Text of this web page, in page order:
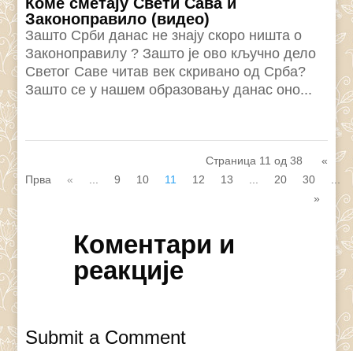
Законоправило (видео)
Зашто Срби данас не знају скоро ништа о
Законоправилу ? Зашто је ово кључно дело
Светог Саве читав век скривaно од Срба?
Зашто се у нашем образовању данас оно...
Страница 11 од 38
«
Прва
« 9 10 11 12 13 20 30
»
Коментари и
реакције
Submit a Comment